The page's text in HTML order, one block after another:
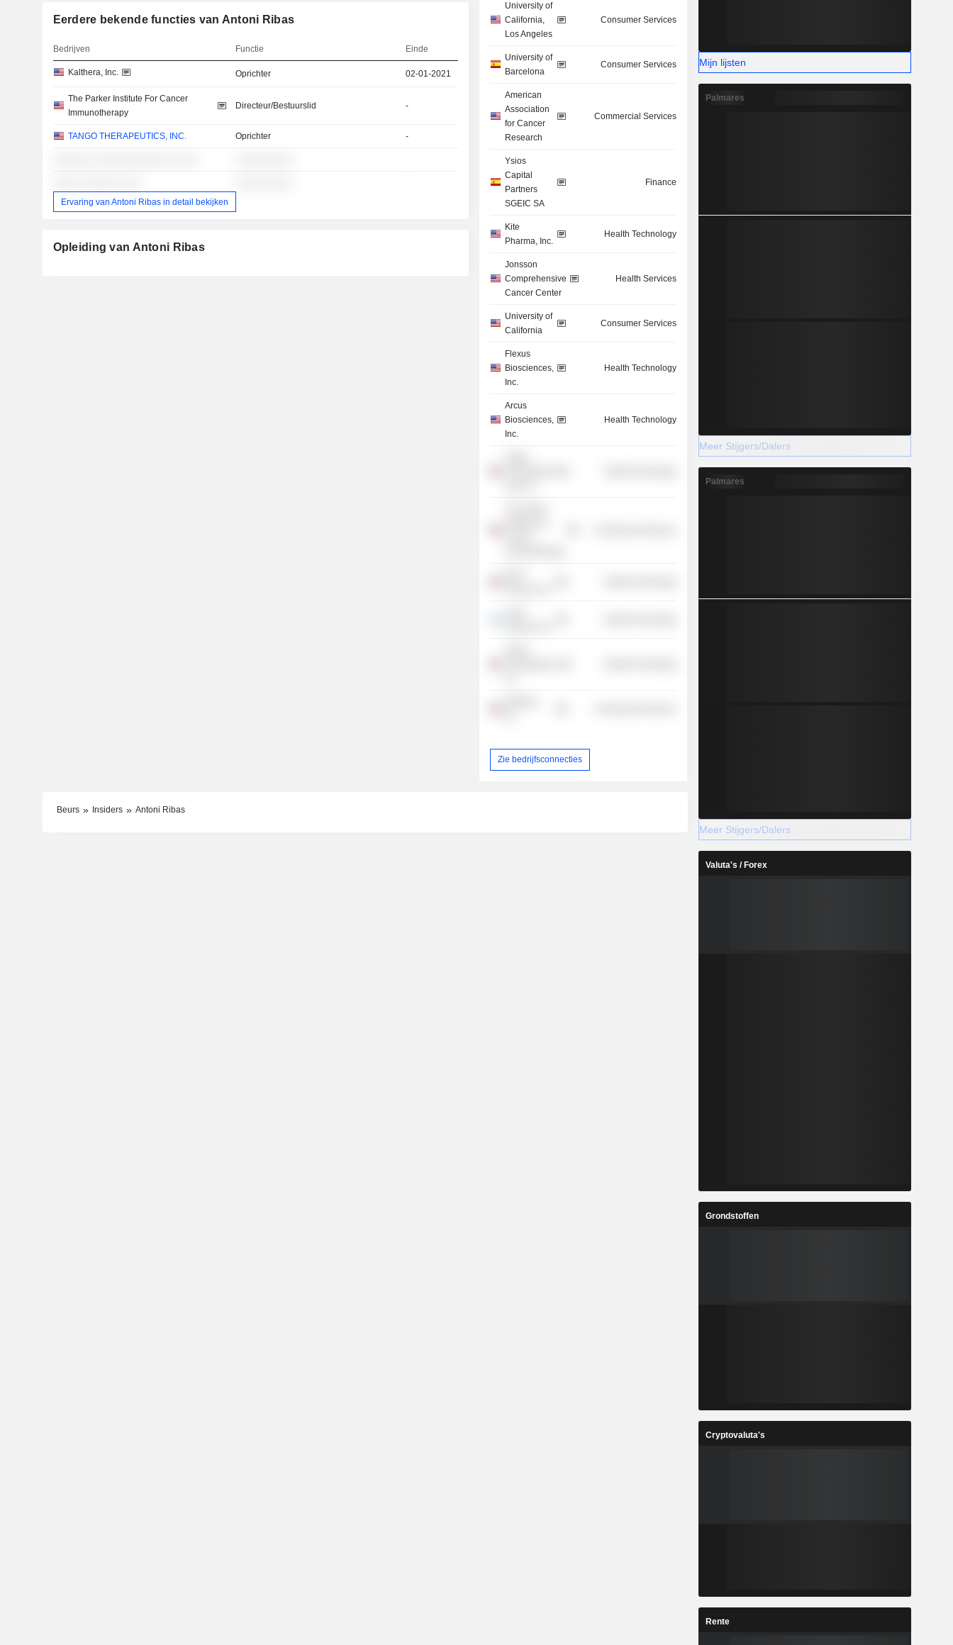
Eerdere bekende functies van Antoni Ribas
Bedrijven Functie Einde
Kalthera, Inc. Oprichter 02-01-2021
The Parker Institute For Cancer
Immunotherapy
Directeur/Bestuurslid -
TANGO THERAPEUTICS, INC. Oprichter -
Ervaring van Antoni Ribas in detail bekijken
Opleiding van Antoni Ribas
University of
California,
Los Angeles
Consumer Services
University of
Barcelona
Consumer Services
American
Association
for Cancer
Research
Commercial Services
Ysios
Capital
Partners
SGEIC SA
Finance
Kite
Pharma, Inc.
Health Technology
Jonsson
Comprehensive
Cancer Center
Health Services
University of
California
Consumer Services
Flexus
Biosciences,
Inc.
Health Technology
Arcus
Biosciences,
Inc.
Health Technology
Zie bedrijfsconnecties
Beurs Insiders Antoni Ribas
Mijn lijsten
Palmares
Meer Stijgers/Dalers
Palmares
Meer Stijgers/Dalers
Valuta's / Forex
Grondstoffen
Cryptovaluta's
Rente